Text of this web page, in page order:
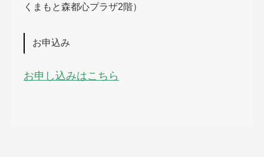
くまもと森都心プラザ2階）
お申込み
お申し込みはこちら